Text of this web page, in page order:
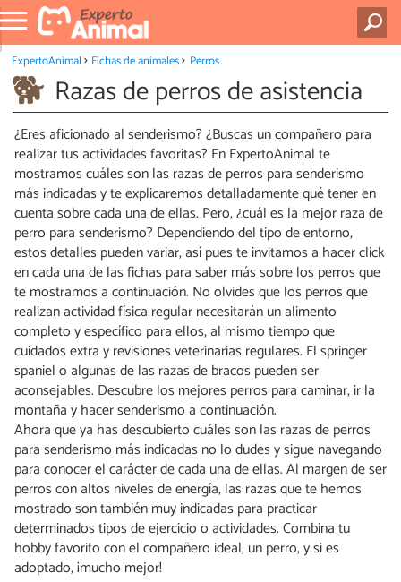
ExpertoAnimal Fichas de animales Perros
Razas de perros de asistencia
¿Eres aficionado al senderismo? ¿Buscas un compañero para
realizar tus actividades favoritas? En ExpertoAnimal te
mostramos cuáles son las razas de perros para senderismo
más indicadas y te explicaremos detalladamente qué tener en
cuenta sobre cada una de ellas. Pero, ¿cuál es la mejor raza de
perro para senderismo? Dependiendo del tipo de entorno,
estos detalles pueden variar, así pues te invitamos a hacer click
en cada una de las fichas para saber más sobre los perros que
te mostramos a continuación. No olvides que los perros que
realizan actividad física regular necesitarán un alimento
completo y específico para ellos, al mismo tiempo que
cuidados extra y revisiones veterinarias regulares. El springer
spaniel o algunas de las razas de bracos pueden ser
aconsejables. Descubre los mejores perros para caminar, ir la
montaña y hacer senderismo a continuación.
Ahora que ya has descubierto cuáles son las razas de perros
para senderismo más indicadas no lo dudes y sigue navegando
para conocer el carácter de cada una de ellas. Al margen de ser
perros con altos niveles de energía, las razas que te hemos
mostrado son también muy indicadas para practicar
determinados tipos de ejercicio o actividades. Combina tu
hobby favorito con el compañero ideal, un perro, y si es
adoptado, ¡mucho mejor!